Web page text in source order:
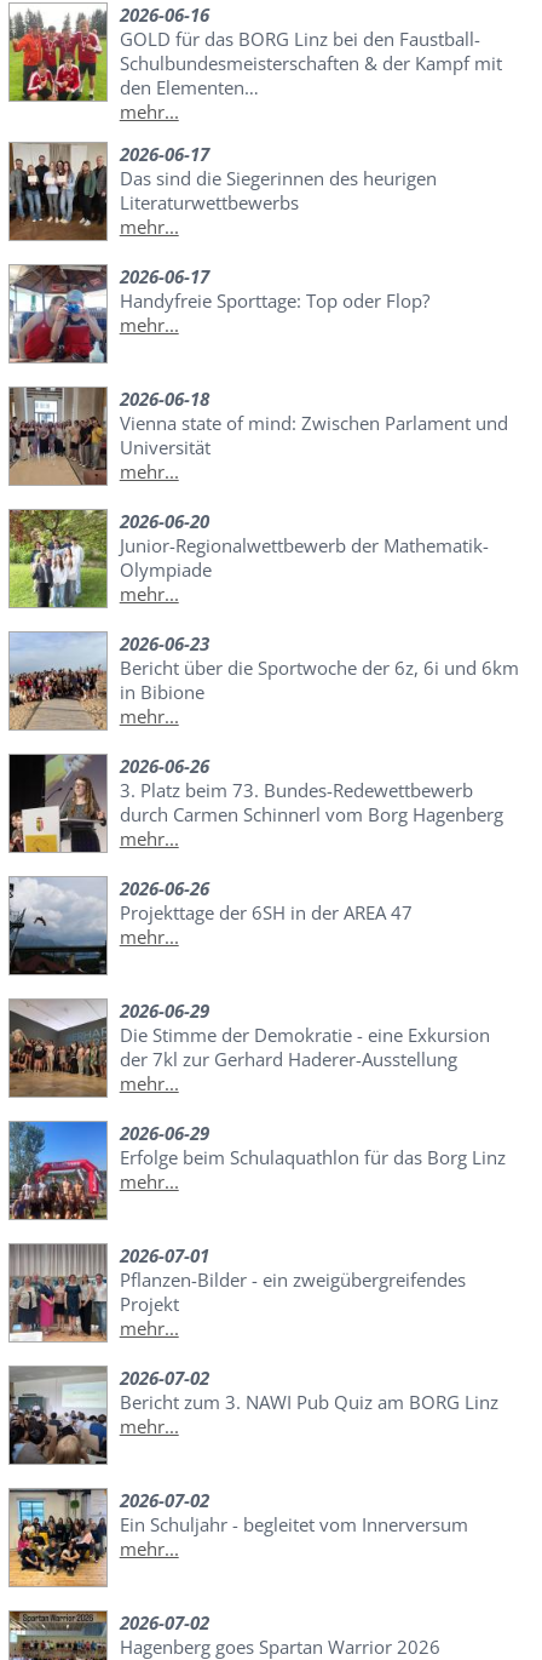
2026-06-16
GOLD für das BORG Linz bei den Faustball-
Schulbundesmeisterschaften & der Kampf mit
den Elementen…
mehr...
2026-06-17
Das sind die Siegerinnen des heurigen
Literaturwettbewerbs
mehr...
2026-06-17
Handyfreie Sporttage: Top oder Flop?
mehr...
2026-06-18
Vienna state of mind: Zwischen Parlament und
Universität
mehr...
2026-06-20
Junior-Regionalwettbewerb der Mathematik-
Olympiade
mehr...
2026-06-23
Bericht über die Sportwoche der 6z, 6i und 6km
in Bibione
mehr...
2026-06-26
3. Platz beim 73. Bundes-Redewettbewerb
durch Carmen Schinnerl vom Borg Hagenberg
mehr...
2026-06-26
Projekttage der 6SH in der AREA 47
mehr...
2026-06-29
Die Stimme der Demokratie - eine Exkursion
der 7kl zur Gerhard Haderer-Ausstellung
mehr...
2026-06-29
Erfolge beim Schulaquathlon für das Borg Linz
mehr...
2026-07-01
Pflanzen-Bilder - ein zweigübergreifendes
Projekt
mehr...
2026-07-02
Bericht zum 3. NAWI Pub Quiz am BORG Linz
mehr...
2026-07-02
Ein Schuljahr - begleitet vom Innerversum
mehr...
2026-07-02
Hagenberg goes Spartan Warrior 2026